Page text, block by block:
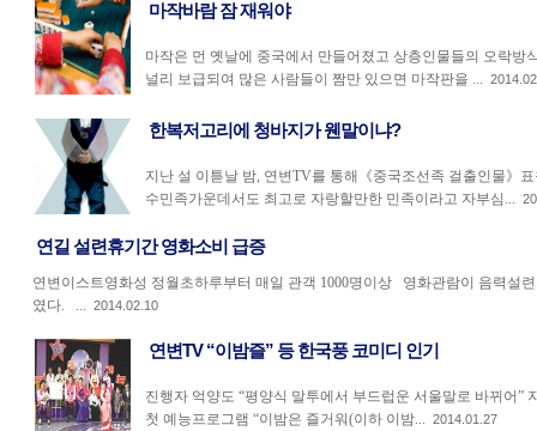
마작바람 잠 재워야
마작은 먼 옛날에 중국에서 만들어졌고 상층인물들의 오락방
널리 보급되여 많은 사람들이 짬만 있으면 마작판을 ...
한복저고리에 청바지가 웬말이냐?
지난 설 이튿날 밤, 연변TV를 통해《중국조선족 걸출인물》
수민족가운데서도 최고로 자랑할만한 민족이라고 자부심...
연길 설련휴기간 영화소비 급증
연변이스트영화성 정월초하루부터 매일 관객 1000명이상 영화관람이 음력설
였다. ... 2014.02.10
연변TV “이밤즐” 등 한국풍 코미디 인기
진행자 억양도 “평양식 말투에서 부드럽운 서울말로 바뀌어”
첫 예능프로그램 “이밤은 즐거워(이하 이밤... 2014.01.27